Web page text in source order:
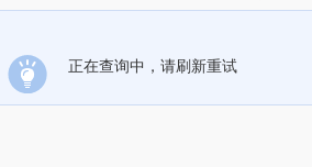
正在查询中，请刷新重试